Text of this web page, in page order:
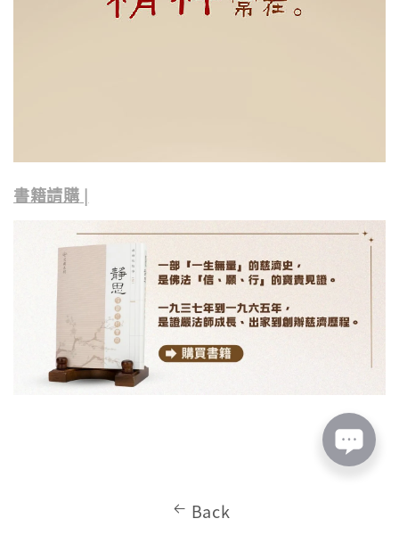
書籍請購 |
Back